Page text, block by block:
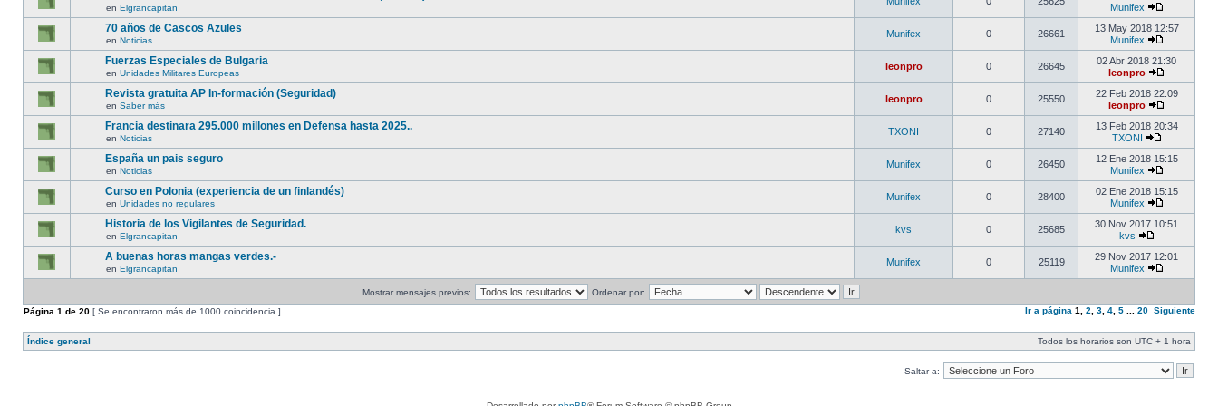
en Elgrancapitan
Munifex
70 años de Cascos Azules
en Noticias
Munifex 0 26661
13 May 2018 12:57
Munifex
Fuerzas Especiales de Bulgaria
en Unidades Militares Europeas
leonpro 0 26645
02 Abr 2018 21:30
leonpro
Revista gratuita AP In-formación (Seguridad)
en Saber más
leonpro 0 25550
22 Feb 2018 22:09
leonpro
Francia destinara 295.000 millones en Defensa hasta 2025..
en Noticias
TXONI 0 27140
13 Feb 2018 20:34
TXONI
España un pais seguro
en Noticias
Munifex 0 26450
12 Ene 2018 15:15
Munifex
Curso en Polonia (experiencia de un finlandés)
en Unidades no regulares
Munifex 0 28400
02 Ene 2018 15:15
Munifex
Historia de los Vigilantes de Seguridad.
en Elgrancapitan
kvs 0 25685
30 Nov 2017 10:51
kvs
A buenas horas mangas verdes.-
en Elgrancapitan
Munifex 0 25119
29 Nov 2017 12:01
Munifex
Mostrar mensajes previos:
Ordenar por:
Página 1 de 20 [ Se encontraron más de 1000 coincidencia ] Ir a página 1 2 3 4 5 20 Siguiente
Índice general Todos los horarios son UTC + 1 hora
Saltar a: